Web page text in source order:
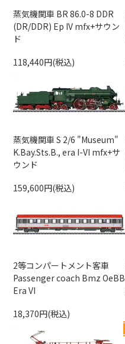
蒸気機関車 BR 86.0-8 DDR
(DR/DDR) Ep IV mfx+サウン
ド
118,440円(税込)
蒸気機関車 S 2/6 "Museum"
K.Bay.Sts.B., era I-VI mfx+サ
ウンド
159,600円(税込)
2等コンパートメント客車
Passenger coach Bmz OeBB
Era VI
18,370円(税込)